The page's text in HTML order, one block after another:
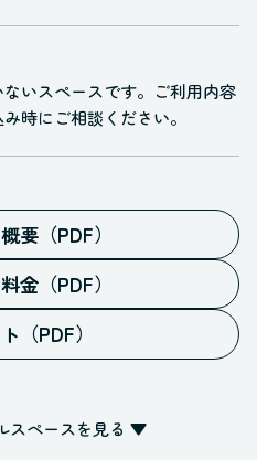
いスペースです。ご利用内容
時にご相談ください。
要（PDF）
金（PDF）
（PDF）
スペースを見る ▼